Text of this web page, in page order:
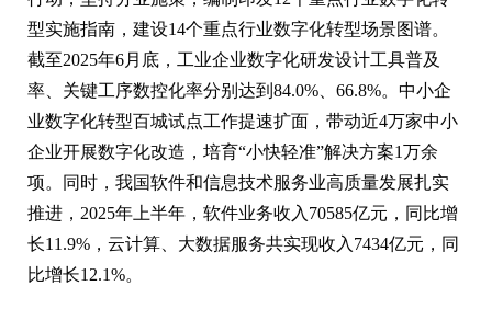
型实施指南，建设14个重点行业数字化转型场景图谱。
截至2025年6月底，工业企业数字化研发设计工具普及
率、关键工序数控化率分别达到84.0%、66.8%。中小企
业数字化转型百城试点工作提速扩面，带动近4万家中小
企业开展数字化改造，培育“小快轻准”解决方案1万余
项。同时，我国软件和信息技术服务业高质量发展扎实
推进，2025年上半年，软件业务收入70585亿元，同比增
长11.9%，云计算、大数据服务共实现收入7434亿元，同
比增长12.1%。